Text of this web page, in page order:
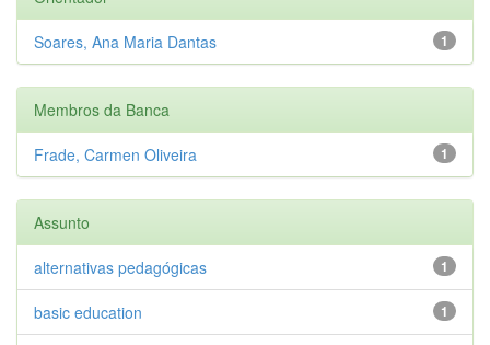
1
Soares, Ana Maria Dantas
Membros da Banca
1
Frade, Carmen Oliveira
Assunto
1
alternativas pedagógicas
1
basic education